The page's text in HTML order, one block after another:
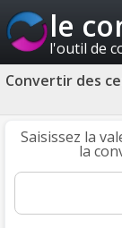
le
l'outil de
Convertir des
Saisissez la
la